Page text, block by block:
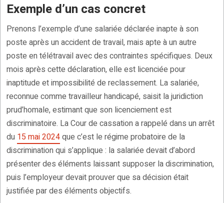
Exemple d’un cas concret
Prenons l’exemple d’une salariée déclarée inapte à son
poste après un accident de travail, mais apte à un autre
poste en télétravail avec des contraintes spécifiques. Deux
mois après cette déclaration, elle est licenciée pour
inaptitude et impossibilité de reclassement. La salariée,
reconnue comme travailleur handicapé, saisit la juridiction
prud’homale, estimant que son licenciement est
discriminatoire. La Cour de cassation a rappelé dans un arrêt
du 15 mai 2024que c’est le régime probatoire de la
discrimination qui s’applique : la salariée devait d’abord
présenter des éléments laissant supposer la discrimination,
puis l’employeur devait prouver que sa décision était
justifiée par des éléments objectifs.